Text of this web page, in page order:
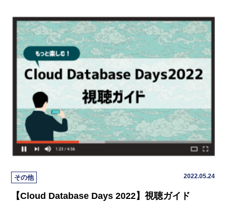
その他 2022.05.24
【Cloud Database Days 2022】視聴ガイド